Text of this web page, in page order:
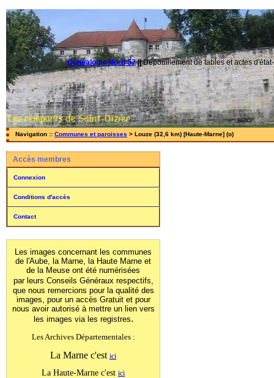
Généalogie Nord 52||Dépouillement de tables et actes
Navigation :: Communes et paroisses > Louze (32,6 km) [Haute-Marne] (o)
Accès membres
Connexion
Conditions d'accès
Contact
Les images concernant les communes
de l'Aube, la Marne, la Haute Marne et
de la Meuse ont été numérisées
par leurs Conseils Généraux respectifs,
que nous remercions pour la qualité des
images, pour un accès Gratuit et pour
nous avoir autorisé à mettre un lien vers
les images via les registres.
Les Archives Départementales :
La Marne c'est ici
La Haute-Marne c'est ici